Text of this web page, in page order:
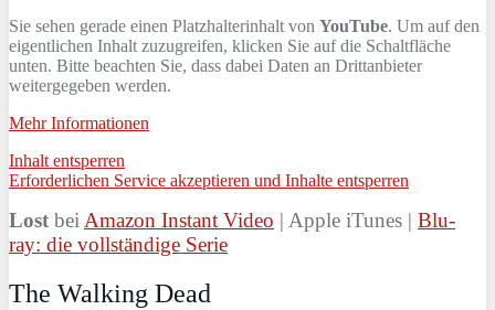
Sie sehen gerade einen Platzhalterinhalt von YouTube. Um auf den
eigentlichen Inhalt zuzugreifen, klicken Sie auf die Schaltfläche
unten. Bitte beachten Sie, dass dabei Daten an Drittanbieter
weitergegeben werden.
Mehr Informationen
Inhalt entsperren
Erforderlichen Service akzeptieren und Inhalte entsperren
Lost bei Amazon Instant Video | Apple iTunes | Blu-
ray: die vollständige Serie
The Walking Dead